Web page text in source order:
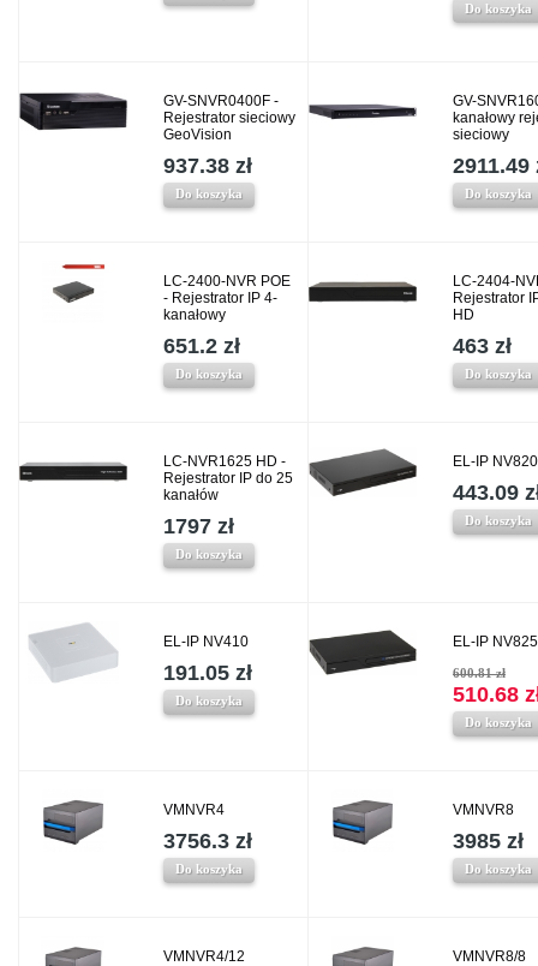
Do koszyka
GV-SNVR0400F -
Rejestrator sieciowy
GeoVision
937.38 zł
Do koszyka
GV-
kanałowy
sieciowy
2911.49
Do koszyka
LC-2400-NVR POE
- Rejestrator IP 4-
kanałowy
651.2 zł
Do koszyka
LC-2404-
Rejestrator
HD
463 zł
Do koszyka
LC-NVR1625 HD -
Rejestrator IP do 25
kanałów
1797 zł
Do koszyka
EL-IP NV820
443.09
Do koszyka
EL-IP NV410
191.05 zł
Do koszyka
EL-IP NV825
600.81 zł
510.68
Do koszyka
VMNVR4
3756.3 zł
Do koszyka
VMNVR8
3985 zł
Do koszyka
VMNVR4/12 VMNVR8/8